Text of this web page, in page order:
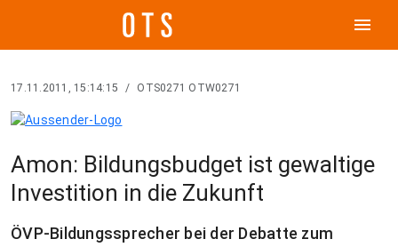
menu
17.11.2011, 15:14:15 / OTS0271 OTW0271
Amon: Bildungsbudget ist gewaltige
Investition in die Zukunft
ÖVP-Bildungssprecher bei der Debatte zum